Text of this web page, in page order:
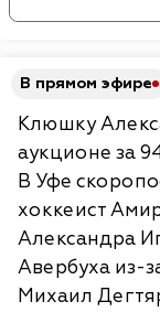
В прямом эфире
Клюшку
аукционе за
В Уфе
хоккеист
Александра
Авербуха из-
Михаил